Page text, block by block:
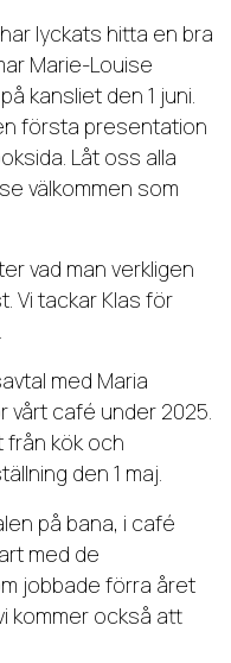
lyckats hitta en bra
Marie-Louise
kansliet den 1 juni.
första presentation
Låt oss alla
välkommen som
vad man verkligen
Vi tackar Klas för
med Maria
vårt café under 2025.
från kök och
den 1 maj.
på bana, i café
med de
jobbade förra året
kommer också att